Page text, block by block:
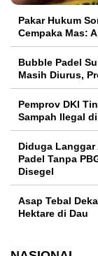
Pakar Hukum
Cempaka Mas:
Bubble Padel
Masih Diurus,
Pemprov DKI
Sampah Ilegal
Diduga Langgar
Padel Tanpa
Disegel
Asap Tebal
Hektare di Dau